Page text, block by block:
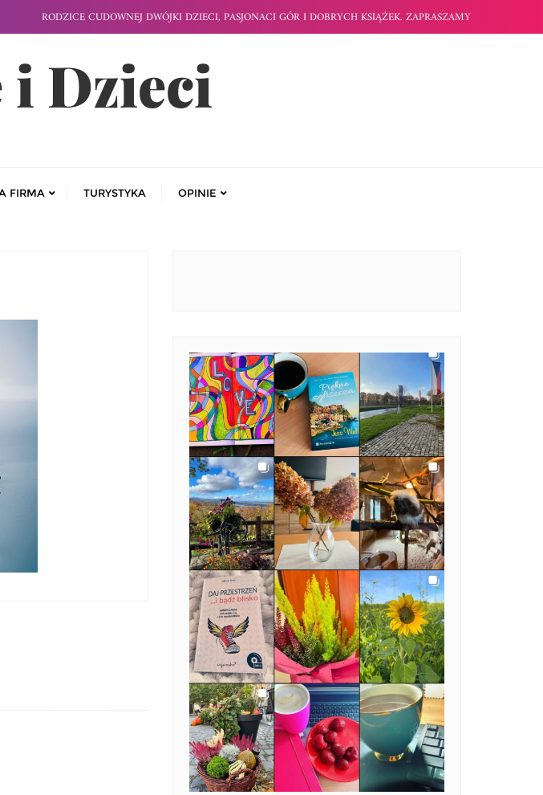
RODZICE CUDOWNEJ DWÓJKI DZIECI, PASJONACI GÓR I DOBRYCH KSIĄŻEK. ZAPRASZAMY
i Dzieci
FIRMA TURYSTYKA OPINIE